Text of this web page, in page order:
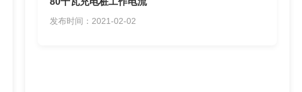
发布时间：2021-02-02